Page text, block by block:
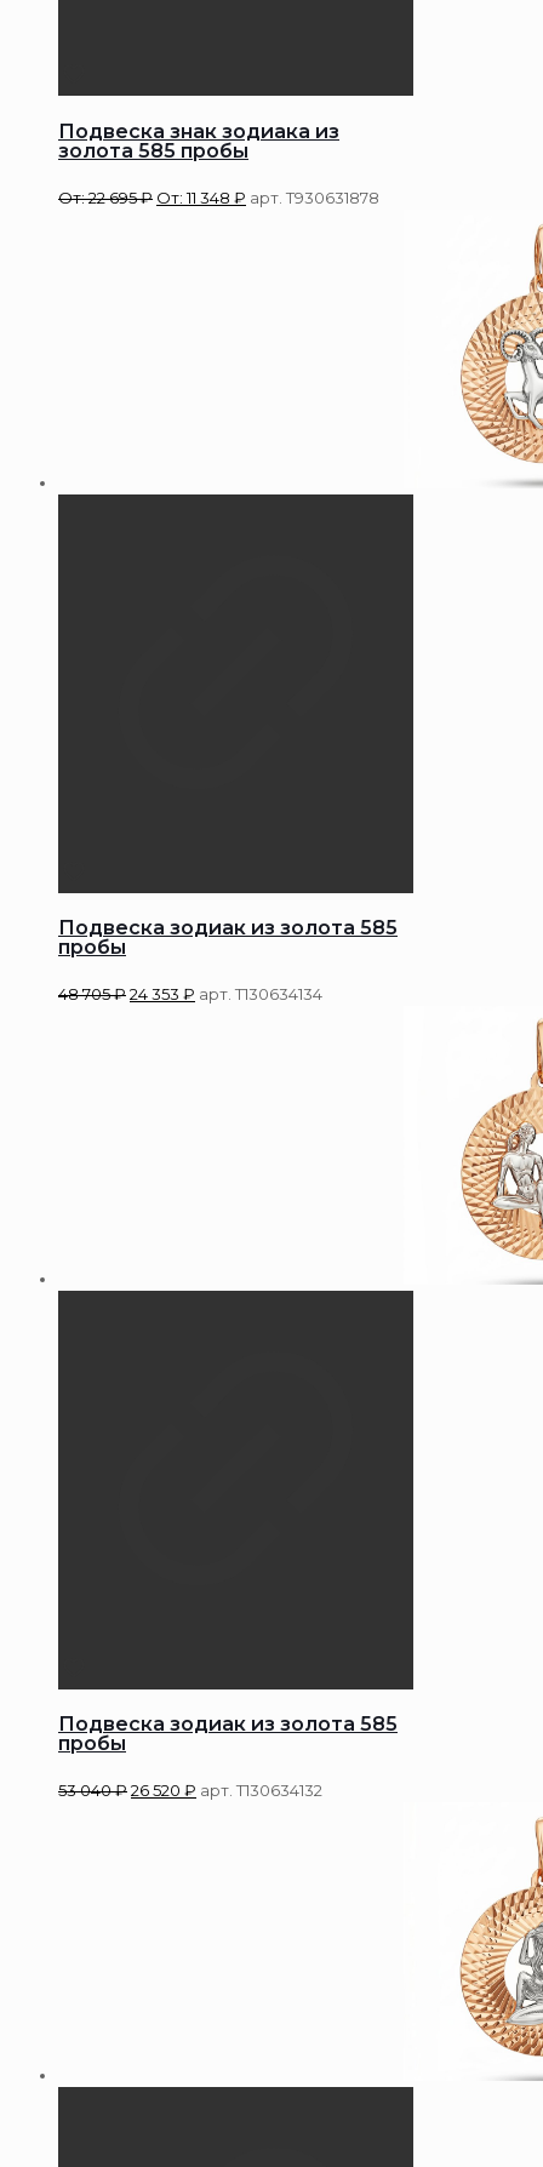
Подвеска знак зодиака из
золота 585 пробы
От:22 695₽ От:11 348 ₽ арт. Т930631878
Подвеска зодиак из золота 585
пробы
48 705₽24 353 ₽ арт. Т130634134
Подвеска зодиак из золота 585
пробы
53 040₽26 520 ₽ арт. Т130634132